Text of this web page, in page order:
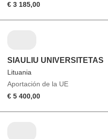
€ 3 185,00
SIAULIU UNIVERSITETAS
Lituania
Aportación de la UE
€ 5 400,00